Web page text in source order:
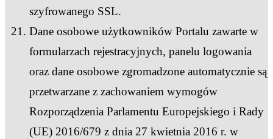
szyfrowanego SSL.
Dane osobowe użytkowników Portalu zawarte w
formularzach rejestracyjnych, panelu logowania
oraz dane osobowe zgromadzone automatycznie są
przetwarzane z zachowaniem wymogów
Rozporządzenia Parlamentu Europejskiego i Rady
(UE) 2016/679 z dnia 27 kwietnia 2016 r. w